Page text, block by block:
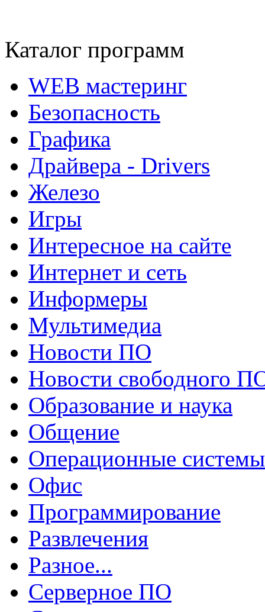
Каталог программ
WEB мастеринг
Безопасность
Графика
Драйвера - Drivers
Железо
Игры
Интересное на сайте
Интернет и сеть
Информеры
Мультимедиа
Новости ПО
Новости свободного
Образование и наука
Общение
Операционные системы
Офис
Программирование
Развлечения
Разное...
Серверное ПО